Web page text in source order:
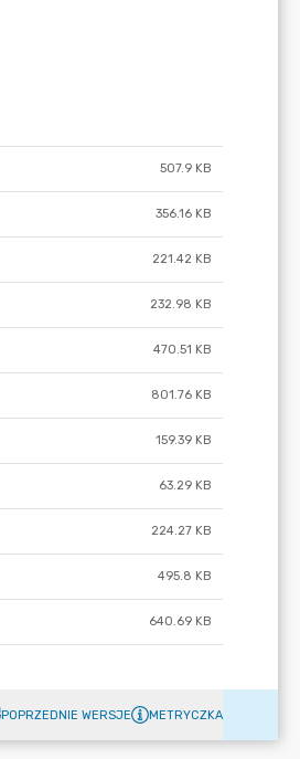
507.9 KB
356.16 KB
221.42 KB
232.98 KB
470.51 KB
801.76 KB
159.39 KB
63.29 KB
224.27 KB
495.8 KB
640.69 KB
POPRZEDNIE WERSJE METRYCZKA